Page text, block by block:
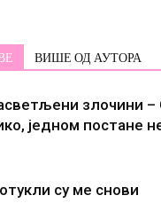
ВИШЕ ОД АУТОРА
злочини –
једном постане
су ме снови